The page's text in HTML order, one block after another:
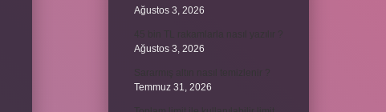
Ağustos 3, 2026
Ağustos 3, 2026
Temmuz 31, 2026